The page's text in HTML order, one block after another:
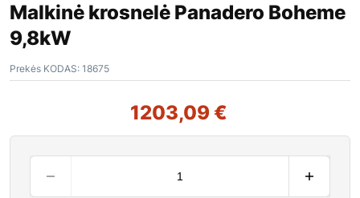
Malkinė krosnelė Panadero Boheme
9,8kW
Prekės KODAS: 18675
1203,09 €